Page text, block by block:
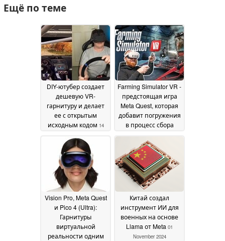
Ещё по теме
DIY-ютубер создает
дешевую VR-
гарнитуру и делает
ее с открытым
исходным кодом 14
Farming Simulator VR -
предстоящая игра
Meta Quest, которая
добавит погружения
в процесс сбора
урожая31 January 2025
Vision Pro, Meta Quest
и Pico 4 (Ultra):
Гарнитуры
виртуальной
реальности одним
Китай создал
инструмент ИИ для
военных на основе
Llama от Meta 01
November 2024